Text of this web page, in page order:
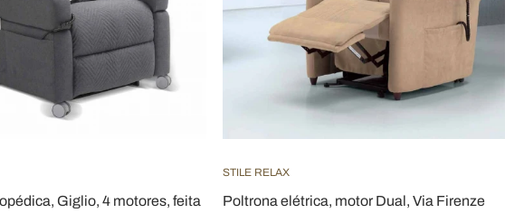
Giglio, 4 motores, feita
STILE RELAX
Poltrona elétrica, motor Dual, Via Firenze